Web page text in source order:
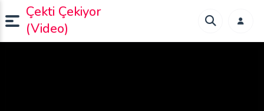
Çekti Çekiyor
(Video)